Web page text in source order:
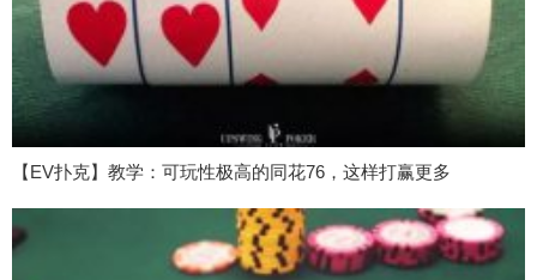
【EV扑克】教学：可玩性极高的同花76，这样打赢更多